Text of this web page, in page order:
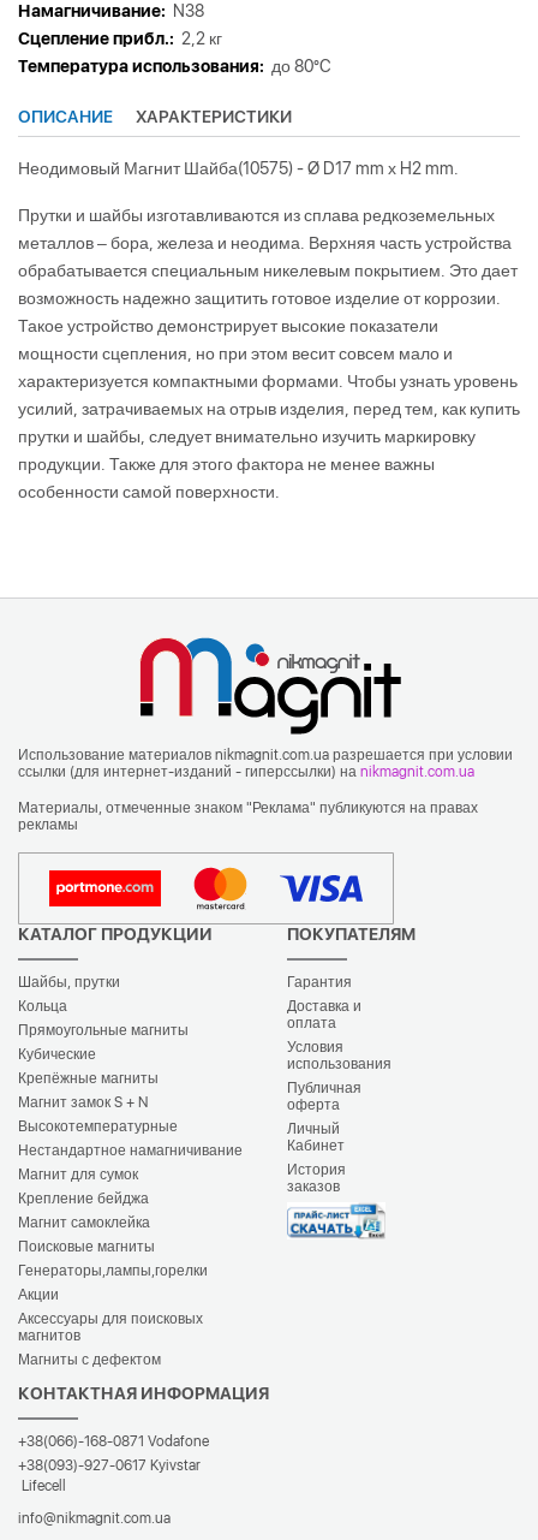
Намагничивание: N38
Сцепление прибл.: 2,2 кг
Tемпература использования: до 80°C
ОПИСАНИЕ ХАРАКТЕРИСТИКИ
Неодимовый Магнит Шайба(10575) - Ø D17 mm х H2 mm.
Прутки и шайбы изготавливаются из сплава редкоземельных
металлов – бора, железа и неодима. Верхняя часть устройства
обрабатывается специальным никелевым покрытием. Это дает
возможность надежно защитить готовое изделие от коррозии.
Такое устройство демонстрирует высокие показатели
мощности сцепления, но при этом весит совсем мало и
характеризуется компактными формами. Чтобы узнать уровень
усилий, затрачиваемых на отрыв изделия, перед тем, как купить
прутки и шайбы, следует внимательно изучить маркировку
продукции. Также для этого фактора не менее важны
особенности самой поверхности.
Использование материалов nikmagnit.com.ua разрешается при условии
ссылки (для интернет-изданий - гиперссылки) на nikmagnit.com.ua
Материалы, отмеченные знаком "Реклама" публикуются на правах
рекламы
КАТАЛОГ ПРОДУКЦИИ
Шайбы, прутки
Кольца
Прямоугольные магниты
Кубические
Крепёжные магниты
Магнит замок S + N
Высокотемпературные
Нестандартное намагничивание
Магнит для сумок
Крепление бейджа
Магнит самоклейка
Поисковые магниты
Генераторы,лампы,горелки
Акции
Аксессуары для поисковых
магнитов
Магниты с дефектом
ПОКУПАТЕЛЯМ
Гарантия
Доставка и
оплата
Условия
использования
Публичная
оферта
Личный
Кабинет
История
заказов
КОНТАКТНАЯ ИНФОРМАЦИЯ
+38(066)-168-0871 Vodafone
+38(093)-927-0617 Kyivstar
Lifecell
info@nikmagnit.com.ua